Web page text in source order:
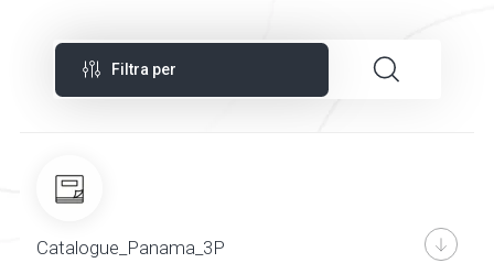
Filtra per
Catalogue_Panama_3P